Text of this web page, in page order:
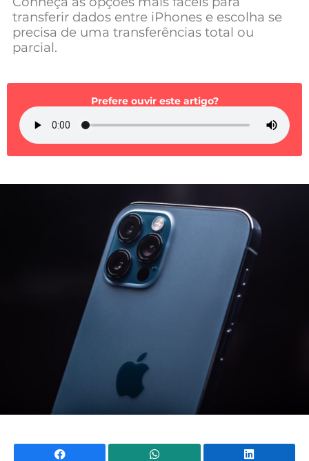
Tecnologia
Negócios
transferir dados entre iPhones e escolha se
precisa de uma transferências total ou
parcial.
Prefere ouvir este artigo?
Facebook WhatsApp